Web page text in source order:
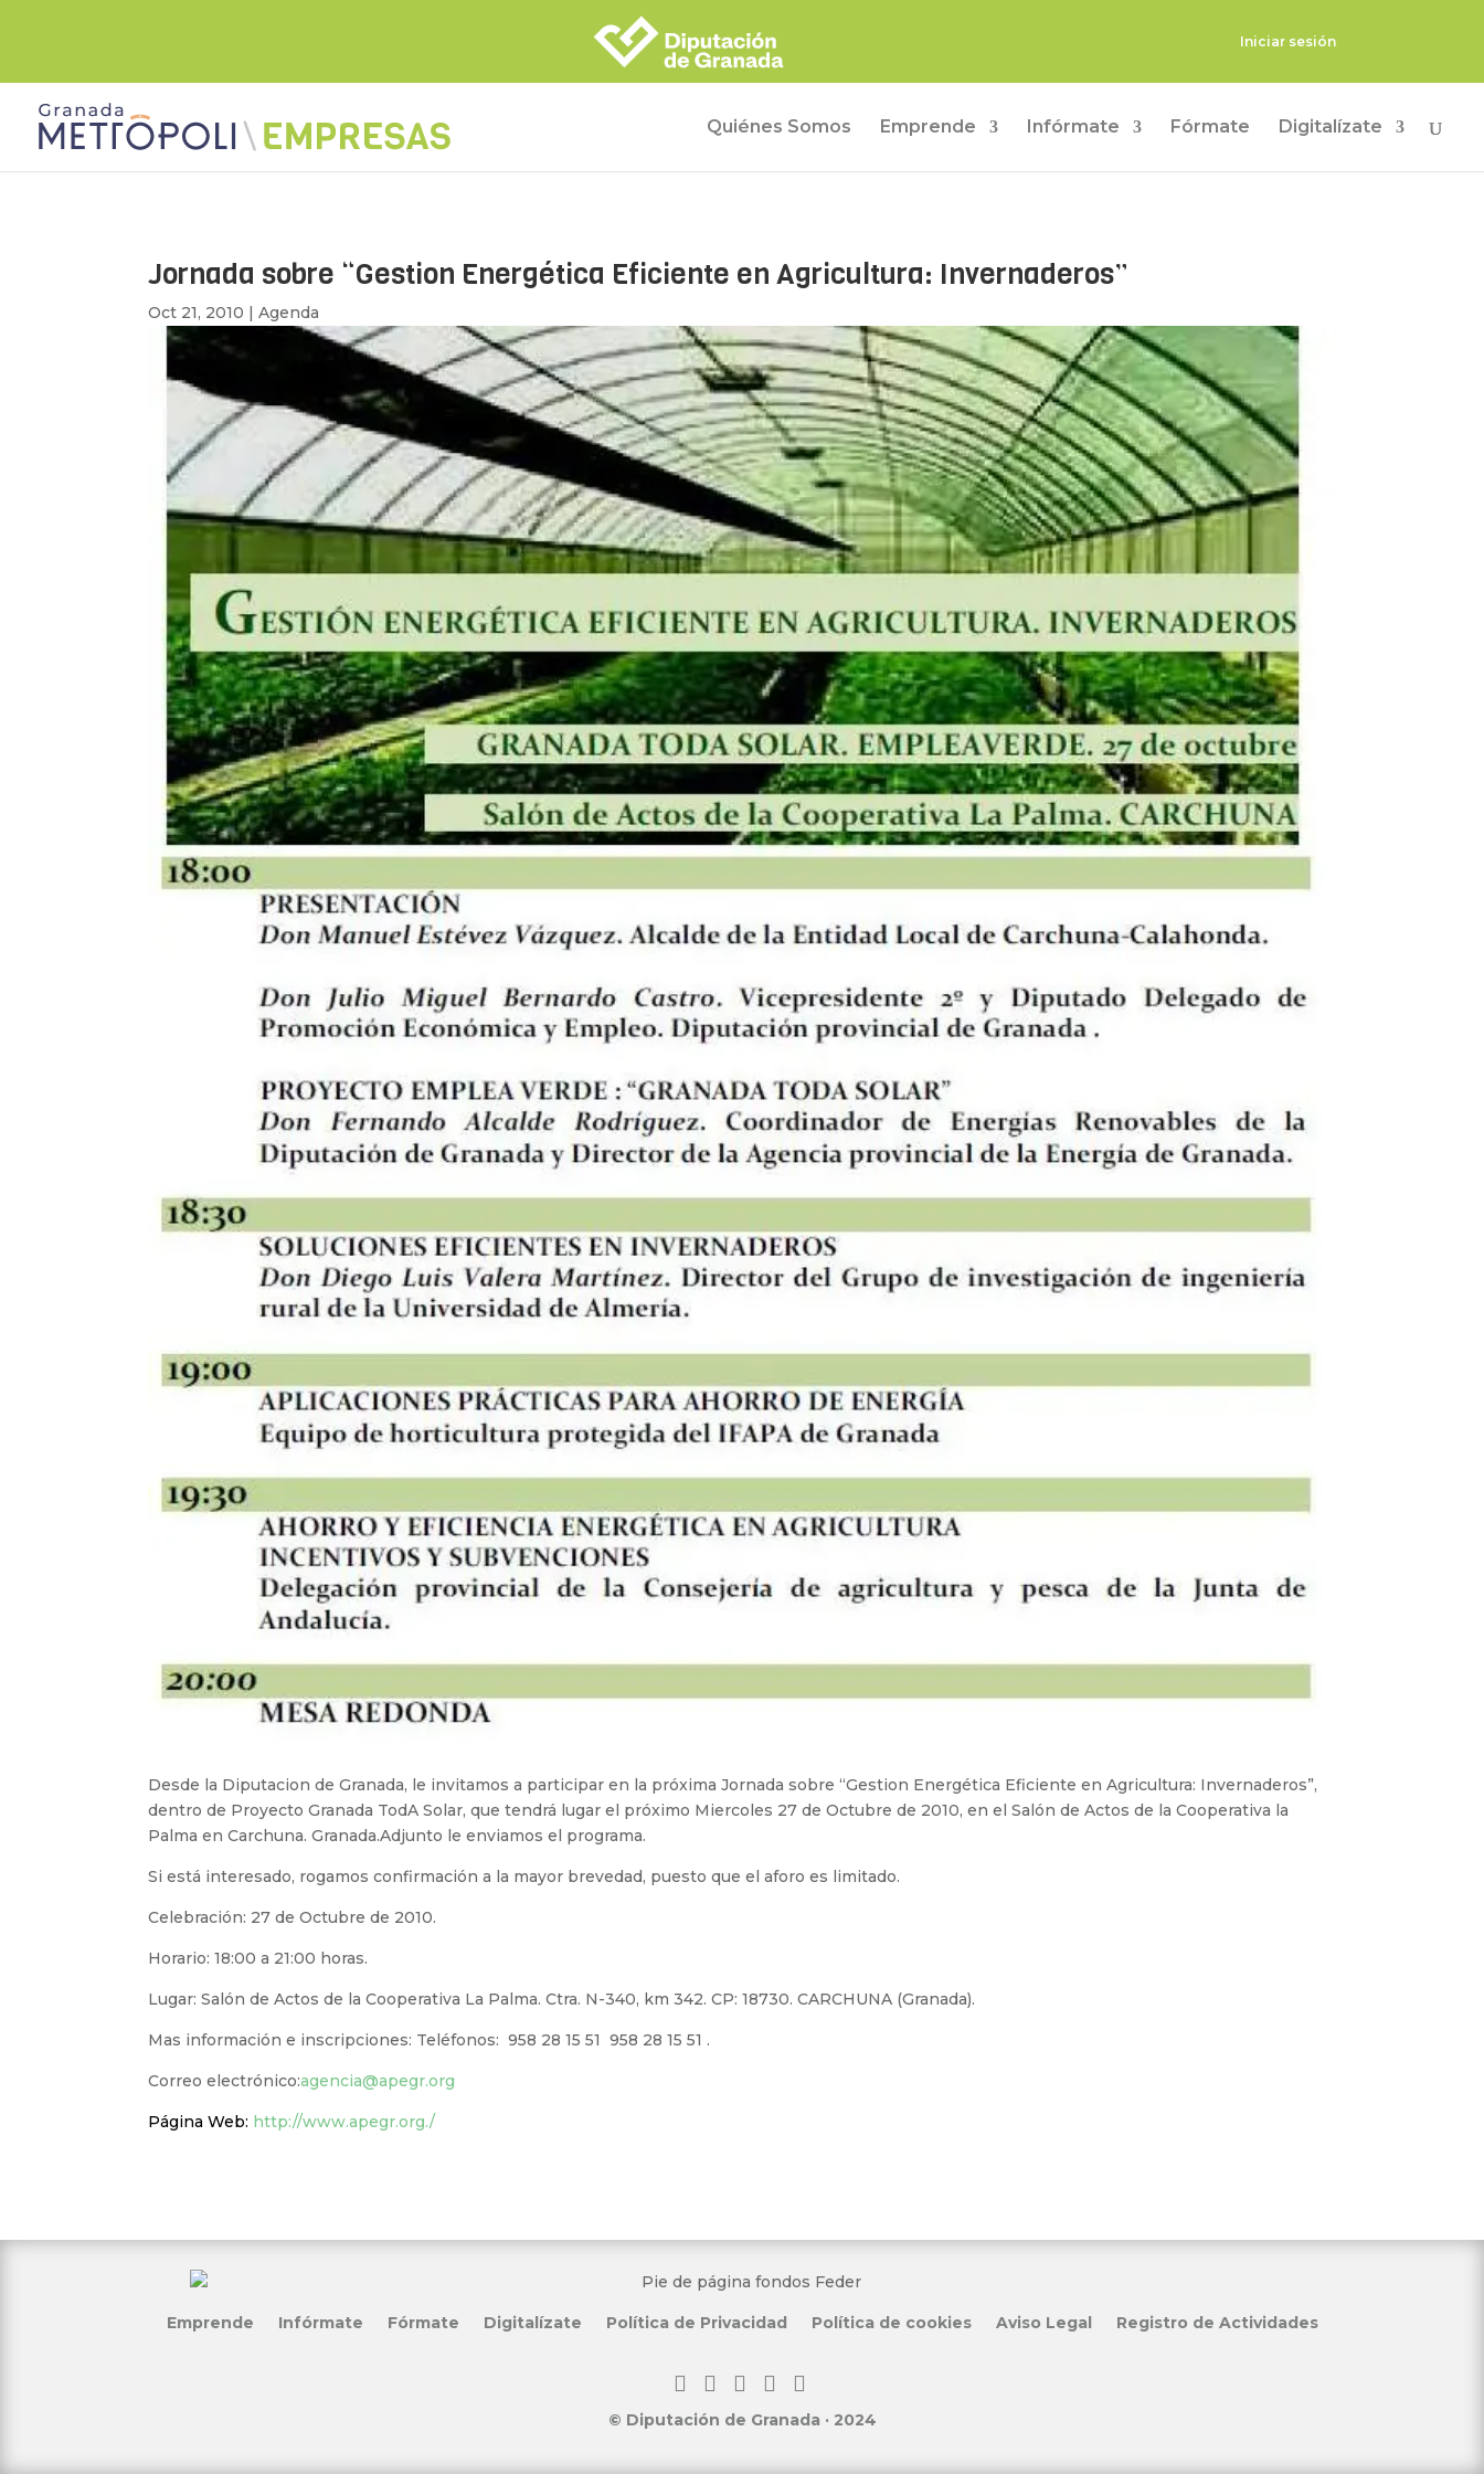
Iniciar sesión
Quiénes Somos Emprende Infórmate Fórmate Digitalízate
Jornada sobre “Gestion Energética Eficiente en Agricultura: Invernaderos”
Oct 21, 2010 |Agenda
Desde la Diputacion de Granada, le invitamos a participar en la próxima Jornada sobre “Gestion Energética Eficiente en Agricultura: Invernaderos”,
dentro de Proyecto Granada TodA Solar, que tendrá lugar el próximo Miercoles 27 de Octubre de 2010, en el Salón de Actos de la Cooperativa la
Palma en Carchuna. Granada.Adjunto le enviamos el programa.
Si está interesado, rogamos confirmación a la mayor brevedad, puesto que el aforo es limitado.
Celebración: 27 de Octubre de 2010.
Horario: 18:00 a 21:00 horas.
Lugar: Salón de Actos de la Cooperativa La Palma. Ctra. N-340, km 342. CP: 18730. CARCHUNA (Granada).
Mas información e inscripciones: Teléfonos: 958 28 15 51 958 28 15 51 .
Correo electrónico:agencia@apegr.org
Página Web: http://www.apegr.org./
Emprende Infórmate Fórmate Digitalízate Política de Privacidad Política de cookies Aviso Legal Registro de Actividades
© Diputación de Granada · 2024